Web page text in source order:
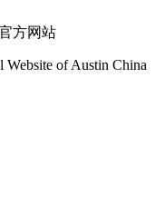
方网站
Website of Austin China